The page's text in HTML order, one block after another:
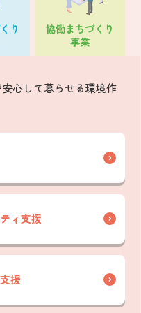
り
協働まちづくり
事業
心して暮らせる環境作
ィ支援
援